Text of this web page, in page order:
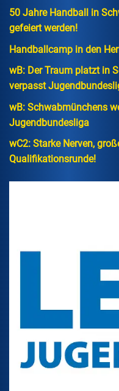
50 Jahre Handball in
gefeiert werden!
Handballcamp in den
wB: Der Traum platzt in
verpasst
wB: Schwabmünchens
Jugendbundesliga
wC2: Starke Nerven,
Qualifikationsrunde!